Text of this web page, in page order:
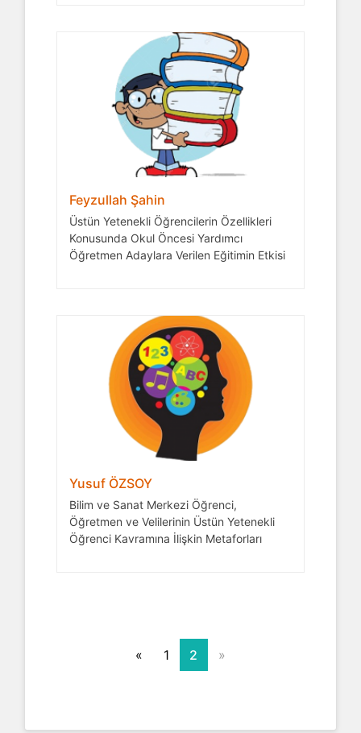
Feyzullah Şahin
Üstün Yetenekli Öğrencilerin Özellikleri
Konusunda Okul Öncesi Yardımcı
Öğretmen Adaylara Verilen Eğitimin Etkisi
Yusuf ÖZSOY
Bilim ve Sanat Merkezi Öğrenci,
Öğretmen ve Velilerinin Üstün Yetenekli
Öğrenci Kavramına İlişkin Metaforları
« 1 2 »